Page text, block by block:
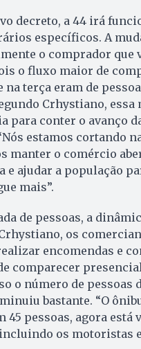
decreto, a 44 irá
específicos. A
o comprador que
o fluxo maior de
na terça eram de
Crhystiano, essa
para conter o avanço
estamos cortando
manter o comércio
e ajudar a população
mais”.
de pessoas, a
os
encomendas e
comparecer
o número de pessoas
bastante. “O
45 pessoas, agora está
os motoristas